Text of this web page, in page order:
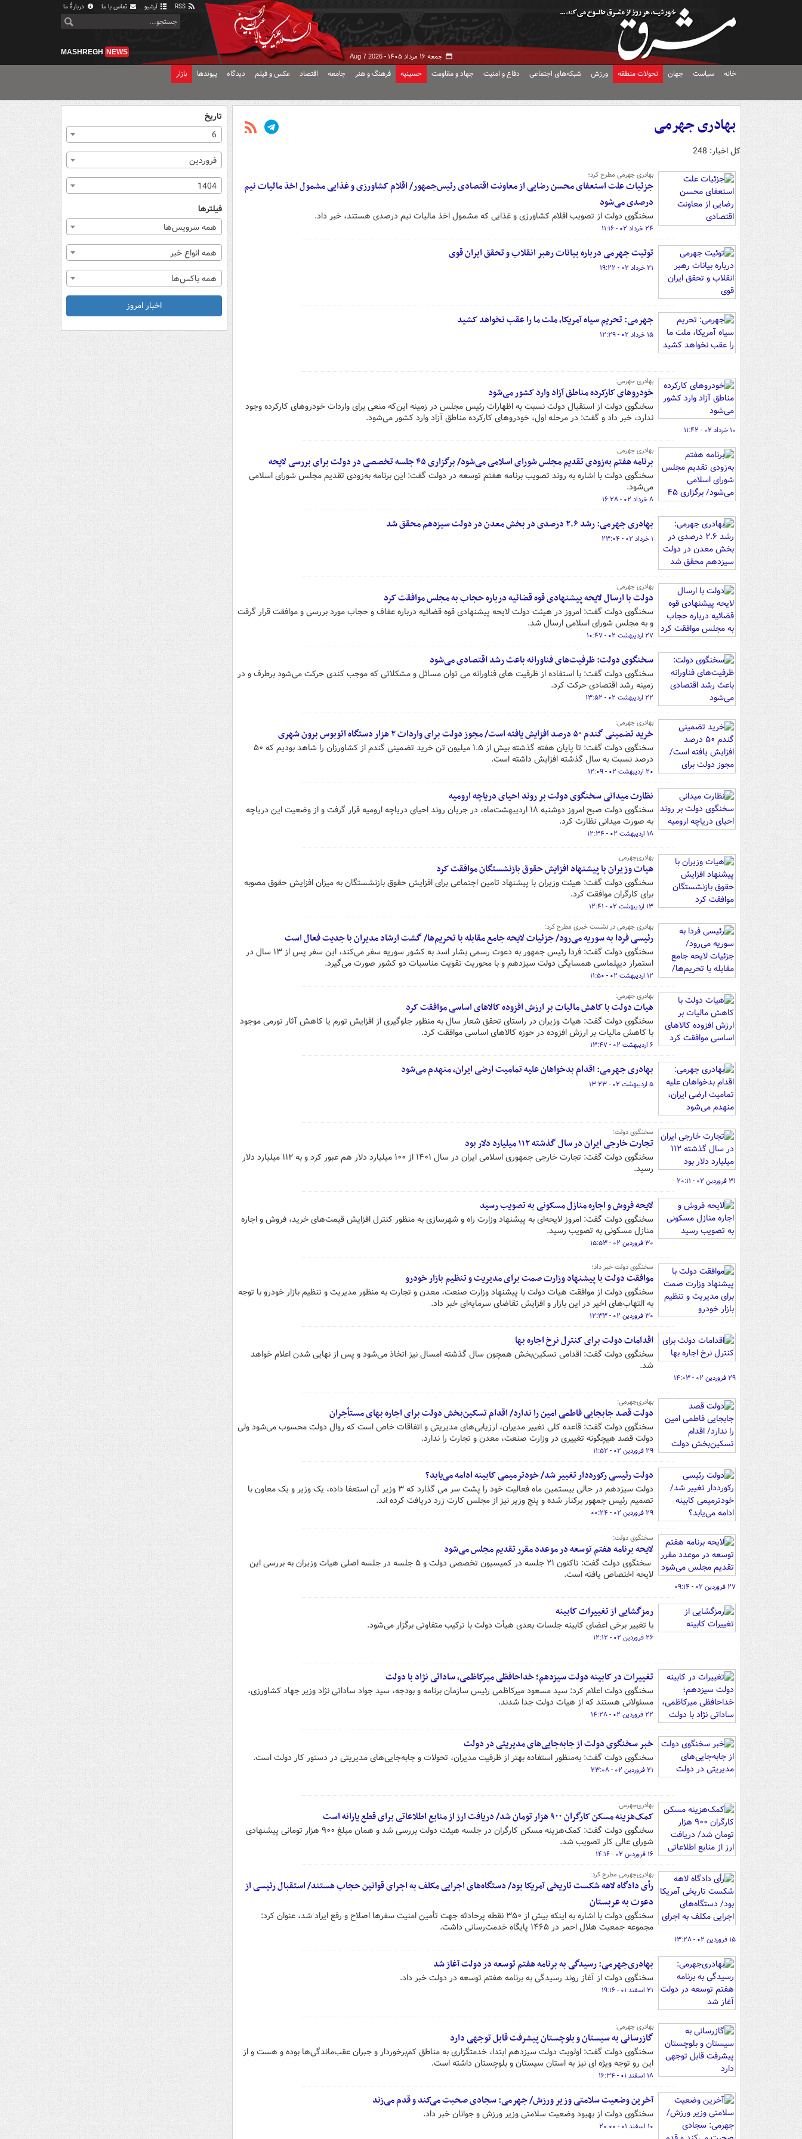
آرشیو تماس با ما دربارهٔ ما
جمعه ۱۶ مرداد ۱۴۰۵ - Aug 7 2026
MASHREGH NEWS
خانه سیاست جهان تحولات منطقه ورزش شبکه‌های اجتماعی دفاع و امنیت جهاد و مقاومت حسینیه فرهنگ و هنر جامعه اقتصاد عکس و فیلم دیدگاه پیوندها بازار
بهادری جهرمی
کل اخبار: 248
بهادری جهرمی مطرح کرد؛
جزئیات علت استعفای محسن رضایی از معاونت اقتصادی رئیس‌جمهور/ اقلام کشاورزی و غذایی مشمول اخذ مالیات نیم
درصدی می‌شود
سخنگوی دولت از تصویب اقلام کشاورزی و غذایی که مشمول اخذ مالیات نیم درصدی هستند، خبر داد.
۲۴ خرداد ۰۲ - ۱۱:۱۶
‏توئیت جهرمی درباره بیانات رهبر انقلاب و تحقق ‎ایران قوی
۲۱ خرداد ۰۲ - ۱۹:۲۲
جهرمی: تحریم سیاه آمریکا، ملت ما را عقب نخواهد کشید
۱۵ خرداد ۰۲ - ۱۲:۲۹
بهادری جهرمی:
خودروهای کارکرده مناطق آزاد وارد کشور می‌شود
سخنگوی دولت از استقبال دولت نسبت به اظهارات رئیس مجلس در زمینه این‌که منعی برای واردات خودروهای کارکرده وجود
ندارد، خبر داد و گفت: در مرحله اول، خودروهای کارکرده مناطق آزاد وارد کشور می‌شود.
۱۰ خرداد ۰۲ - ۱۱:۴۲
بهادری جهرمی:
برنامه هفتم به‌زودی تقدیم مجلس شورای اسلامی می‌شود/ برگزاری ۴۵ جلسه تخصصی در دولت برای بررسی لایحه
سخنگوی دولت با اشاره به روند تصویب برنامه هفتم توسعه در دولت گفت: این برنامه به‌زودی تقدیم مجلس شورای اسلامی
می‌شود.
۸ خرداد ۰۲ - ۱۶:۲۸
بهادری جهرمی: رشد ۲.۶ درصدی در بخش معدن در دولت سیزدهم محقق شد
۱ خرداد ۰۲ - ۲۳:۰۴
بهادری جهرمی:
دولت با ارسال لایحه پیشنهادی قوه قضائیه درباره حجاب به مجلس موافقت کرد
سخنگوی دولت گفت: امروز در هیئت دولت لایحه پیشنهادی قوه قضائیه درباره عفاف و حجاب مورد بررسی و موافقت قرار گرفت
و به مجلس شورای اسلامی ارسال شد.
۲۷ اردیبهشت ۰۲ - ۱۰:۴۷
سخنگوی دولت: ظرفیت‌های فناورانه باعث رشد اقتصادی می‌شود
سخنگوی دولت گفت: با استفاده از ظرفیت های فناورانه می توان مسائل و مشکلاتی که موجب کندی حرکت می‌شود برطرف و در
زمینه رشد اقتصادی حرکت کرد.
۲۲ اردیبهشت ۰۲ - ۱۳:۵۲
بهادری جهرمی:
خرید تضمینی گندم ۵۰ درصد افزایش یافته است/ مجوز دولت برای واردات ۲ هزار دستگاه اتوبوس برون شهری
سخنگوی دولت گفت: تا پایان هفته گذشته بیش از ۱.۵ میلیون تن خرید تضمینی گندم از کشاورزان را شاهد بودیم که ۵۰
درصد نسبت به سال گذشته افزایش داشته است.
۲۰ اردیبهشت ۰۲ - ۱۲:۰۹
نظارت میدانی سخنگوی دولت بر روند احیای دریاچه ارومیه
سخنگوی دولت صبح امروز دوشنبه ۱۸ اردیبهشت‌ماه، در جریان روند احیای دریاچه ارومیه قرار گرفت و از وضعیت این دریاچه
به صورت میدانی نظارت کرد.
۱۸ اردیبهشت ۰۲ - ۱۲:۳۴
بهادری‌جهرمی:
هیات وزیران با پیشنهاد افزایش حقوق بازنشستگان موافقت کرد
سخنگوی دولت گفت: هیئت وزیران با پیشنهاد تامین اجتماعی برای افزایش حقوق بازنشستگان به میزان افزایش حقوق مصوبه
برای کارگران موافقت کرد.
۱۳ اردیبهشت ۰۲ - ۱۲:۴۱
بهادری جهرمی در نشست خبری مطرح کرد:
رئیسی فردا به سوریه می‌رود/ جزئیات لایحه جامع مقابله با تحریم‌ها/ گشت ارشاد مدیران با جدیت فعال است
سخنگوی دولت گفت: فردا رئیس جمهور به دعوت رسمی بشار اسد به کشور سوریه سفر می‌کند، این سفر پس از ۱۳ سال در
استمرار دیپلماسی همسایگی دولت سیزدهم و با محوریت تقویت مناسبات دو کشور صورت می‌گیرد.
۱۲ اردیبهشت ۰۲ - ۱۱:۵۰
بهادری جهرمی:
هیات دولت با کاهش مالیات بر ارزش افزوده کالاهای اساسی موافقت کرد
سخنگوی دولت گفت: هیات وزیران در راستای تحقق شعار سال به منظور جلوگیری از افزایش تورم یا کاهش آثار تورمی موجود
با کاهش مالیات بر ارزش افزوده در حوزه کالاهای اساسی موافقت کرد.
۶ اردیبهشت ۰۲ - ۱۳:۴۷
بهادری جهرمی: اقدام بدخواهان علیه تمامیت ارضی ایران، منهدم می‌شود
۵ اردیبهشت ۰۲ - ۱۳:۲۳
سخنگوی دولت:
تجارت خارجی ایران در سال گذشته ۱۱۲ میلیارد دلار بود
سخنگوی دولت گفت: تجارت خارجی جمهوری اسلامی ایران در سال ۱۴۰۱ از ۱۰۰ میلیارد دلار هم عبور کرد و به ۱۱۲ میلیارد دلار
رسید.
۳۱ فروردین ۰۲ - ۲۰:۱۱
لایحه فروش و اجاره منازل مسکونی به تصویب رسید
سخنگوی دولت گفت: امروز لایحه‌ای به پیشنهاد وزارت راه و شهرسازی به منظور کنترل افزایش قیمت‌های خرید، فروش و اجاره
منازل مسکونی به تصویب رسید.
۳۰ فروردین ۰۲ - ۱۵:۵۳
سخنگوی دولت خبر داد؛
موافقت دولت با پیشنهاد وزارت صمت برای مدیریت و تنظیم بازار خودرو
سخنگوی دولت از موافقت هیات دولت با پیشنهاد وزارت صنعت، معدن و تجارت به منظور مدیریت و تنظیم بازار خودرو با توجه
به التهاب‌های اخیر در این بازار و افزایش تقاضای سرمایه‌ای خبر داد.
۳۰ فروردین ۰۲ - ۱۲:۳۳
اقدامات دولت برای کنترل نرخ اجاره بها
سخنگوی دولت گفت: اقدامی تسکین‌بخش همچون سال گذشته امسال نیز اتخاذ می‌شود و پس از نهایی شدن اعلام خواهد
شد.
۲۹ فروردین ۰۲ - ۱۴:۰۳
بهادری‌جهرمی:
دولت قصد جابجایی فاطمی امین را ندارد/ اقدام تسکین‌بخش دولت برای اجاره بهای مستأجران
سخنگوی دولت گفت: قاعده کلی تغییر مدیران، ارزیابی‌های مدیریتی و اتفاقات خاص است که روال دولت محسوب می‌شود ولی
دولت قصد هیچگونه تغییری در وزارت صنعت، معدن و تجارت را ندارد.
۲۹ فروردین ۰۲ - ۱۱:۵۲
دولت رئیسی رکورددار تغییر شد/ خودترمیمی کابینه ادامه می‌یابد؟
دولت سیزدهم در حالی بیستمین ماه فعالیت خود را پشت سر می گذارد که ۳ وزیر آن استعفا داده، یک وزیر و یک معاون با
تصمیم رئیس جمهور برکنار شده و پنج وزیر نیز از مجلس کارت زرد دریافت کرده اند.
۲۹ فروردین ۰۲ - ۰۰:۲۴
سخنگوی دولت:
لایحه برنامه هفتم توسعه در موعدد مقرر تقدیم مجلس می‌شود
سخنگوی دولت گفت: تاکنون ۲۱ جلسه در کمیسیون تخصصی دولت و ۵ جلسه در جلسه اصلی هیات وزیران به بررسی این
لایحه اختصاص یافته است.
۲۷ فروردین ۰۲ - ۰۹:۱۴
رمزگشایی از تغییرات کابینه
با تغییر برخی اعضای کابینه جلسات بعدی هیأت دولت با ترکیب متفاوتی برگزار می‌شود.
۲۶ فروردین ۰۲ - ۱۲:۱۲
تغییرات در کابینه دولت سیزدهم؛ خداحافظی میرکاظمی، ساداتی نژاد با دولت
سخنگوی دولت اعلام کرد: سید مسعود میرکاظمی رئیس سازمان برنامه و بودجه، سید جواد ساداتی نژاد وزیر جهاد کشاورزی،
مسئولانی هستند که از هیات دولت جدا شدند.
۲۲ فروردین ۰۲ - ۱۴:۲۸
خبر سخنگوی دولت از جابه‌جایی‌های مدیریتی در دولت
سخنگوی دولت گفت: به‌منظور استفاده بهتر از ظرفیت مدیران، تحولات و جابه‌جایی‌های مدیریتی در دستور کار دولت است.
۲۱ فروردین ۰۲ - ۲۳:۰۸
بهادری‌جهرمی:
کمک‌هزینه مسکن کارگران ۹۰۰ هزار تومان شد/ دریافت ارز از منابع اطلاعاتی برای قطع یارانه است
سخنگوی دولت گفت: کمک‌هزینه مسکن کارگران در جلسه هیئت دولت بررسی شد و همان مبلغ ۹۰۰ هزار تومانی پیشنهادی
شورای عالی کار تصویب شد.
۱۶ فروردین ۰۲ - ۱۴:۱۶
بهادری‌جهرمی مطرح کرد:
رأی دادگاه لاهه شکست تاریخی آمریکا بود/ دستگاه‌های اجرایی مکلف به اجرای قوانین حجاب هستند/ استقبال رئیسی از
دعوت به عربستان
سخنگوی دولت با اشاره به اینکه بیش از ۳۵۰ نقطه پرحادثه جهت تأمین امنیت سفرها اصلاح و رفع ایراد شد، عنوان کرد:
مجموعه جمعیت هلال احمر در ۱۴۶۵ پایگاه خدمت‌رسانی داشت.
۱۵ فروردین ۰۲ - ۱۳:۲۸
بهادری‌جهرمی: رسیدگی به برنامه هفتم توسعه در دولت آغاز شد
سخنگوی دولت از آغاز روند رسیدگی به برنامه هفتم توسعه در دولت خبر داد.
۲۱ اسفند ۰۱ - ۱۹:۱۶
بهادری جهرمی:
گازرسانی به سیستان و بلوچستان پیشرفت قابل توجهی دارد
سخنگوی دولت گفت: اولویت دولت سیزدهم ابتدا، خدمتگزاری به مناطق کم‌برخوردار و جبران عقب‌ماندگی‌ها بوده و هست و از
این رو توجه ویژه ای نیز به استان سیستان و بلوچستان داشته است.
۱۸ اسفند ۰۱ - ۱۶:۳۴
آخرین وضعیت سلامتی وزیر ورزش/ جهرمی: سجادی صحبت می‌کند و قدم می‌زند
سخنگوی دولت از بهبود وضعیت سلامتی وزیر ورزش و جوانان خبر داد.
۱۰ اسفند ۰۱ - ۲۰:۰۰
تاریخ
6
فروردین
1404
فیلترها
همه سرویس‌ها
همه انواع خبر
همه باکس‌ها
اخبار امروز